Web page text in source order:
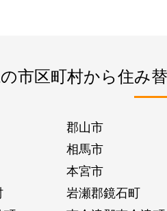
市区町村から住み
郡山市
相馬市
本宮市
岩瀬郡鏡石町